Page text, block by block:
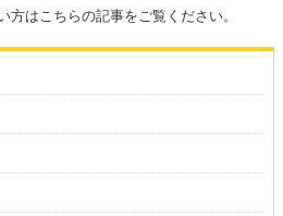
はこちらの記事をご覧ください。